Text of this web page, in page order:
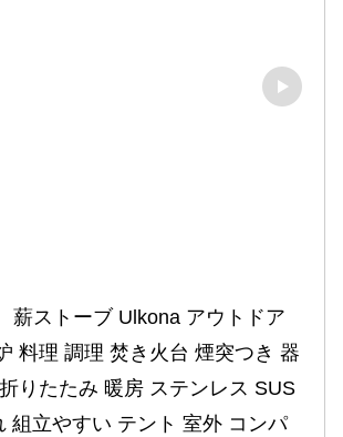
薪ストーブ Ulkona アウトドア
料理 調理 焚き火台 煙突つき 器
りたたみ 暖房 ステンレス SUS
組立やすい テント 室外 コンパ